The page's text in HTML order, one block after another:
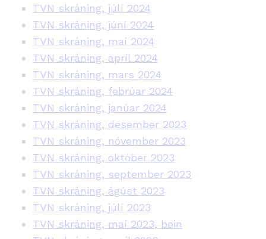
TVN skráning, júlí 2024
TVN skráning, júní 2024
TVN skráning, maí 2024
TVN skráning, apríl 2024
TVN skráning, mars 2024
TVN skráning, febrúar 2024
TVN skráning, janúar 2024
TVN skráning, desember 2023
TVN skráning, nóvember 2023
TVN skráning, október 2023
TVN skráning, september 2023
TVN skráning, ágúst 2023
TVN skráning, júlí 2023
TVN skráning, maí 2023, bein